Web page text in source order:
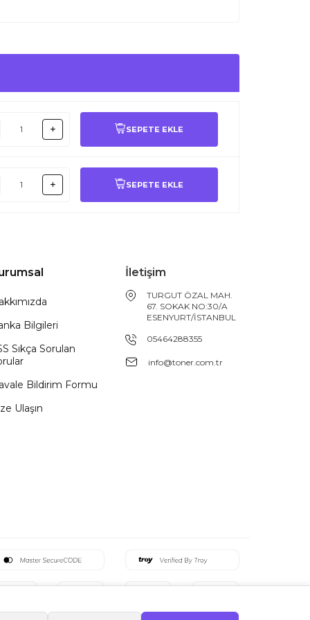
SEPETE EKLE
SEPETE EKLE
Bilgileri
Sıkça Sorulan
Bildirim Formu
Ulaşın
İletişim
TURGUT ÖZAL MAH.
67. SOKAK NO:30/A
ESENYURT/İSTANBUL
05464288355
info@toner.com.tr